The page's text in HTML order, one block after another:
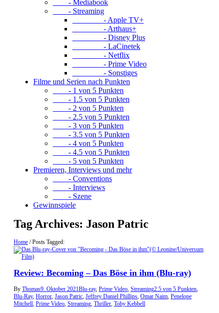
- Mediabook
- Streaming
- Apple TV+
- Arthaus+
- Disney Plus
- LaCinetek
- Netflix
- Prime Video
- Sonstiges
Filme und Serien nach Punkten
- 1 von 5 Punkten
- 1.5 von 5 Punkten
- 2 von 5 Punkten
- 2.5 von 5 Punkten
- 3 von 5 Punkten
- 3.5 von 5 Punkten
- 4 von 5 Punkten
- 4.5 von 5 Punkten
- 5 von 5 Punkten
Premieren, Interviews und mehr
- Conventions
- Interviews
- Szene
Gewinnspiele
Tag Archives: Jason Patric
Home /Posts Tagged:
Review: Becoming – Das Böse in ihm (Blu-ray)
By Thomas9. Oktober 2021Blu-ray, Prime Video, Streaming2.5 von 5 Punkten,
Blu-Ray, Horror, Jason Patric, Jeffrey Daniel Phillips, Omar Naim, Penelope
Mitchell, Prime Video, Streaming, Thriller, Toby Kebbell